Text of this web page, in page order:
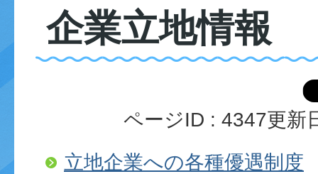
企業立地情報
ページID : 4347更新
立地企業への各種優遇制度